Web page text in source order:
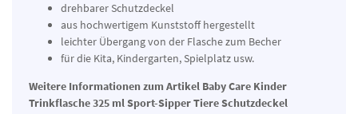
drehbarer Schutzdeckel
aus hochwertigem Kunststoff hergestellt
leichter Übergang von der Flasche zum Becher
für die Kita, Kindergarten, Spielplatz usw.
Weitere Informationen zum Artikel Baby Care Kinder
Trinkflasche 325 ml Sport-Sipper Tiere Schutzdeckel